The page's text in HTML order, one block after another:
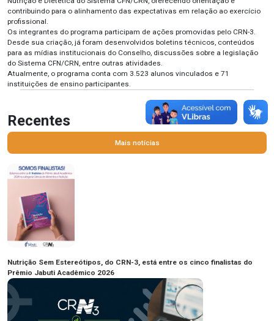
contribuindo para o alinhamento das expectativas em relação ao exercício
profissional.
Os integrantes do programa participam de ações promovidas pelo CRN-3.
Desde sua criação, já foram desenvolvidos boletins técnicos, conteúdos
para as mídias institucionais do Conselho, discussões sobre a legislação
do Sistema CFN/CRN, entre outras atividades.
Atualmente, o programa conta com 3.523 alunos vinculados e 71
instituições de ensino participantes.
Recentes
Mais notícias
Nutrição Sem Estereótipos, do CRN-3, está entre os cinco finalistas do
Prêmio Jabuti Acadêmico 2026